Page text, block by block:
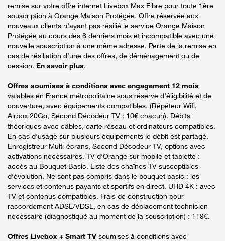
remise sur votre offre internet Livebox Max Fibre pour toute 1ère
souscription à Orange Maison Protégée. Offre réservée aux
nouveaux clients n’ayant pas résilié le service Orange Maison
Protégée au cours des 6 derniers mois et incompatible avec une
nouvelle souscription à une même adresse. Perte de la remise en
cas de résiliation d’une des offres, de déménagement ou de
cession. En savoir plus.
Offres soumises à conditions avec engagement 12 mois
valables en France métropolitaine sous réserve d’éligibilité et de
couverture, avec équipements compatibles. (Répéteur Wifi,
Airbox 20Go, Second Décodeur TV : 10€ chacun). Débits
théoriques avec câbles, carte réseau et ordinateurs compatibles.
En cas d’usage sur plusieurs équipements le débit est partagé.
Enregistreur Multi-écrans, Second Décodeur TV, options avec
activations nécessaires. TV d’Orange sur mobile et tablette :
accès au Bouquet Basic. Liste des chaînes TV susceptibles
d’évolution. Ne sont pas compris dans le bouquet basic : les
services et contenus payants et sportifs en direct. UHD 4K : avec
TV et contenus compatibles. Frais de construction pour
raccordement ADSL/VDSL, en cas de déplacement technicien
nécessaire (diagnostiqué au moment de la souscription) : 119€.
Offres Livebox + Smart TV soumises à conditions avec